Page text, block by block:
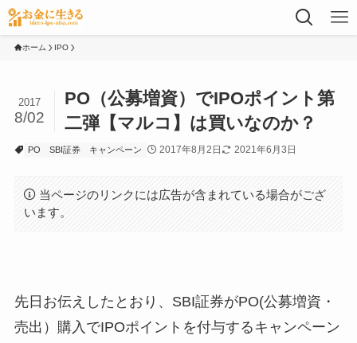
ホーム IPO
PO（公募増資）でIPOポイント第
二弾【マルコ】は買いなのか？
2017
8/02
PO SBI証券 キャンペーン 2017年8月2日 2021年6月3日
当ページのリンクには広告が含まれている場合がござ
います。
先日お伝えしたとおり、SBI証券がPO(公募増資・
売出）購入でIPOポイントを付与するキャンペーン